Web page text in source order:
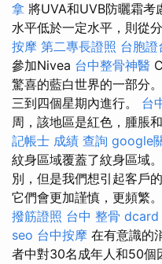
拿 將UVA和UVB防曬霜
水平低於一定水平，則從
按摩 第二專長證照 台胞證
參加Nivea 台中整骨神醫
驚喜的藍白世界的一部分。
三到四個星期內進行。 台
周，該地區是紅色，腫脹
記帳士 成績 查詢 google
紋身區域覆蓋了紋身區域
別，但是我們想引起客戶
它們會更加謹慎，更頻繁。
撥筋證照 台中 整骨 dcard
seo 台中按摩 在有意識的
者中對30名成年人和50個